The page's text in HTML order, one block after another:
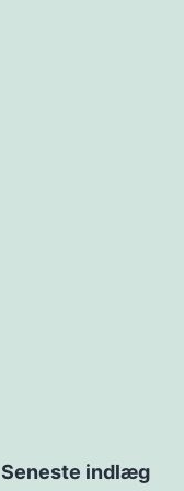
Seneste indlæg